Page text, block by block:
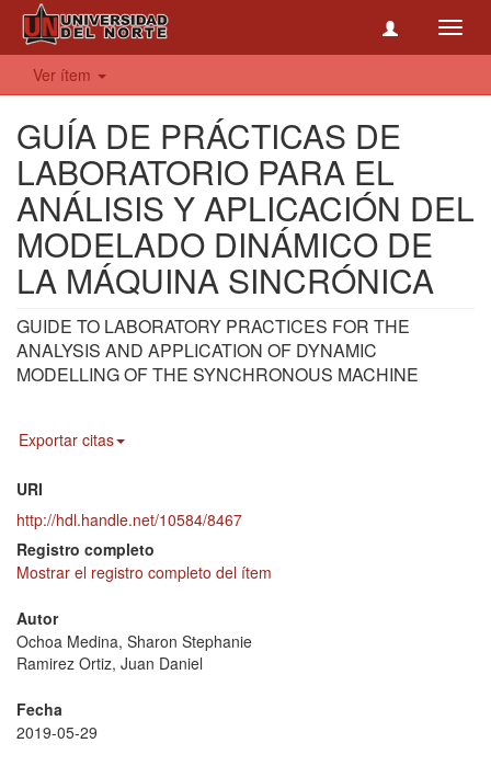
Ver ítem
GUÍA DE PRÁCTICAS DE
LABORATORIO PARA EL
ANÁLISIS Y APLICACIÓN DEL
MODELADO DINÁMICO DE
LA MÁQUINA SINCRÓNICA
GUIDE TO LABORATORY PRACTICES FOR THE
ANALYSIS AND APPLICATION OF DYNAMIC
MODELLING OF THE SYNCHRONOUS MACHINE
Exportar citas
URI
http://hdl.handle.net/10584/8467
Registro completo
Mostrar el registro completo del ítem
Autor
Ochoa Medina, Sharon Stephanie
Ramirez Ortiz, Juan Daniel
Fecha
2019-05-29